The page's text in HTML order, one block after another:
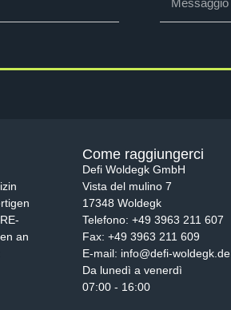
an
Come raggiungerci
Defi Woldegk GmbH
Vista del mulino 7
17348 Woldegk
Telefono: +49 3963 211 607
Fax: +49 3963 211 609
E-mail: info@defi-woldegk.de
Da lunedì a venerdì
07:00 - 16:00